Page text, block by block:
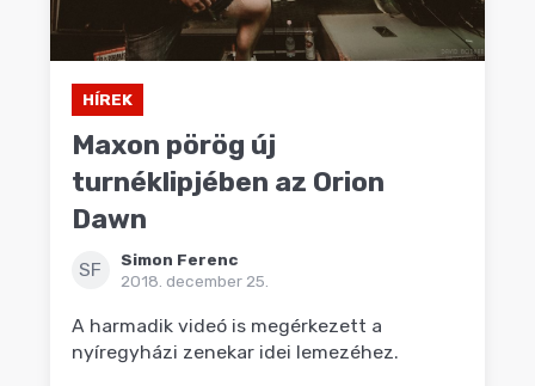
BLOG
HÍREK
Maxon pörög új
turnéklipjében az Orion
Dawn
SF
Simon Ferenc
2018. december 25.
A harmadik videó is megérkezett a
nyíregyházi zenekar idei lemezéhez.